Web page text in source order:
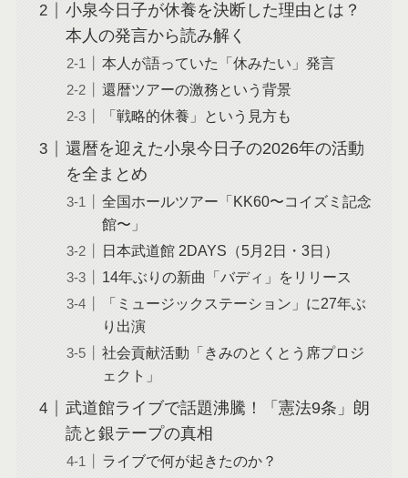
小泉今日子が休養を決断した理由とは？
本人の発言から読み解く
本人が語っていた「休みたい」発言
還暦ツアーの激務という背景
「戦略的休養」という見方も
還暦を迎えた小泉今日子の2026年の活動
を全まとめ
全国ホールツアー「KK60〜コイズミ記念
館〜」
日本武道館 2DAYS（5月2日・3日）
14年ぶりの新曲「バディ」をリリース
「ミュージックステーション」に27年ぶ
り出演
社会貢献活動「きみのとくとう席プロジ
ェクト」
武道館ライブで話題沸騰！「憲法9条」朗
読と銀テープの真相
ライブで何が起きたのか？